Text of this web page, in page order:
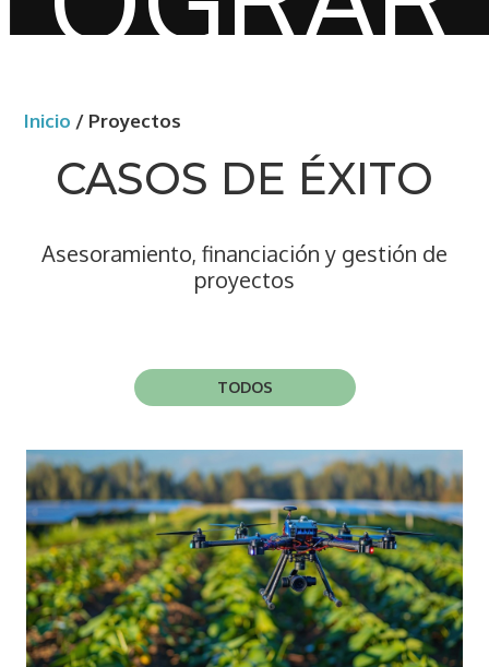
Inicio / Proyectos
CASOS DE ÉXITO
Asesoramiento, financiación y gestión de
proyectos
TODOS